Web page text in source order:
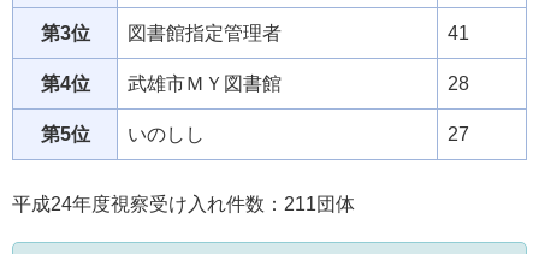
第3位 図書館指定管理者 41
第4位 武雄市ＭＹ図書館 28
第5位 いのしし 27
平成24年度視察受け入れ件数：211団体